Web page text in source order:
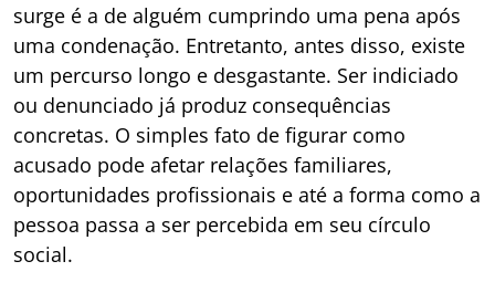
surge é a de alguém cumprindo uma pena após
uma condenação. Entretanto, antes disso, existe
um percurso longo e desgastante. Ser indiciado
ou denunciado já produz consequências
concretas. O simples fato de figurar como
acusado pode afetar relações familiares,
oportunidades profissionais e até a forma como a
pessoa passa a ser percebida em seu círculo
social.